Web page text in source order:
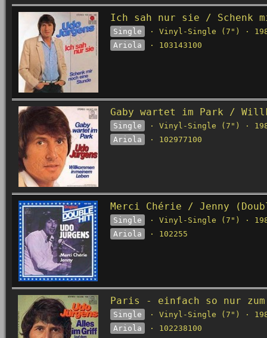
Ich sah nur sie / Schenk
Single
· Vinyl-Single (7") ·
Ariola
· 103143100
Gaby wartet im Park /
Single
· Vinyl-Single (7") ·
Ariola
· 102977100
Merci Chérie / Jenny
Single
· Vinyl-Single (7") ·
Ariola
· 102255
Paris - einfach so nur
Single
· Vinyl-Single (7") ·
Ariola
· 102238100